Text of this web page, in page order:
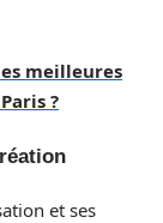
meilleures
?
et ses